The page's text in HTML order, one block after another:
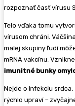
rozpoznať časť vírusu
Telo vďaka tomu
vírusom chráni.
malej skupiny ľudí
mRNA vakcínu.
imunitné bunky
Nejde o infekciu srdca,
rýchlo upraví –